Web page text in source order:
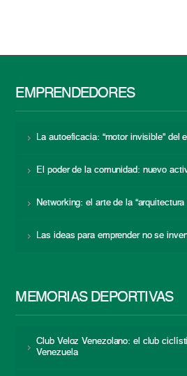
EMPRENDEDORES
La autoeficacia: “motor invisible” del
El poder de la comunidad: nuevo
Networking: el arte de la
Las ideas para emprender no se
MEMORIAS DEPORTIVAS
Club Veloz Venezolano: el club
Venezuela